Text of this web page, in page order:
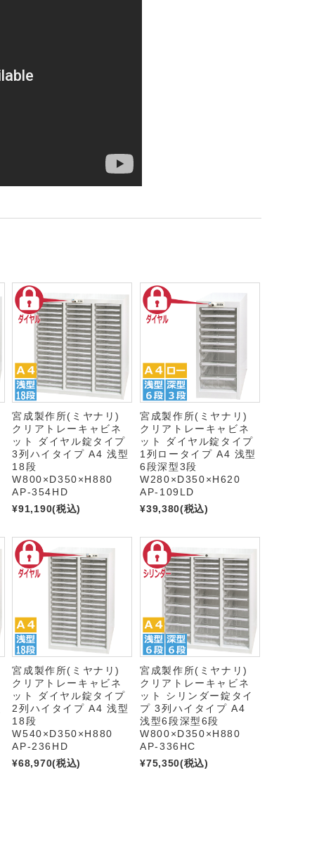
宮成製作所(ミヤナリ)
クリアトレーキャビネ
ット ダイヤル錠タイプ
3列ハイタイプ A4 浅型
18段
W800×D350×H880
AP-354HD
¥91,190(税込)
宮成製作所(ミヤナリ)
クリアトレーキャビネ
ット ダイヤル錠タイプ
1列ロータイプ A4 浅型
6段深型3段
W280×D350×H620
AP-109LD
¥39,380(税込)
宮成製作所(ミヤナリ)
クリアトレーキャビネ
ット ダイヤル錠タイプ
2列ハイタイプ A4 浅型
18段
W540×D350×H880
AP-236HD
¥68,970(税込)
宮成製作所(ミヤナリ)
クリアトレーキャビネ
ット シリンダー錠タイ
プ 3列ハイタイプ A4
浅型6段深型6段
W800×D350×H880
AP-336HC
¥75,350(税込)